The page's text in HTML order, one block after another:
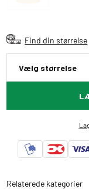
Find din størrelse
Vælg størrelse
Relaterede kategorier